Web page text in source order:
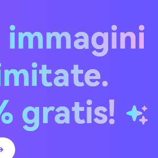
AI Audio
immagini
gratis!